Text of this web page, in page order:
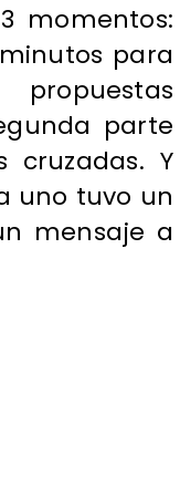
momentos:
para
parte
cruzadas. Y
uno tuvo un
mensaje a